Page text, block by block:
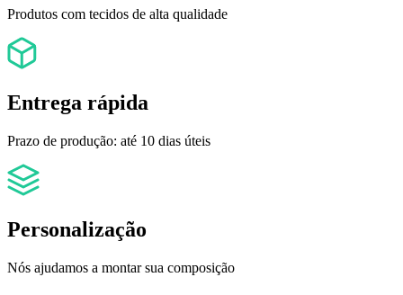
Produtos com tecidos de alta qualidade
Entrega rápida
Prazo de produção: até 10 dias úteis
Personalização
Nós ajudamos a montar sua composição